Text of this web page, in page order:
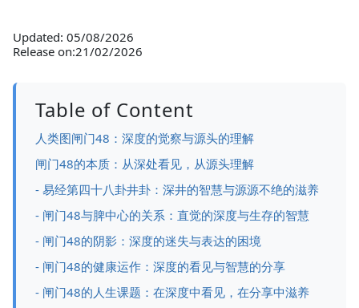
Updated: 05/08/2026
Release on:21/02/2026
Table of Content
人类图闸门48：深度的觉察与源头的理解
闸门48的本质：从深处看见，从源头理解
- 易经第四十八卦井卦：深井的智慧与源源不绝的滋养
- 闸门48与脾中心的关系：直觉的深度与生存的智慧
- 闸门48的阴影：深度的迷失与表达的困境
- 闸门48的健康运作：深度的看见与智慧的分享
- 闸门48的人生课题：在深度中看见，在分享中滋养